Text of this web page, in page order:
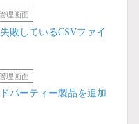
理画面
敗しているCSVファイ
理画面
パーティー製品を追加